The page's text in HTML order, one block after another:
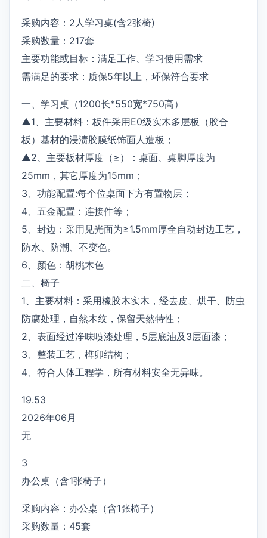
采购内容：2人学习桌(含2张椅)
采购数量：217套
主要功能或目标：满足工作、学习使用需求
需满足的要求：质保5年以上，环保符合要求
一、学习桌（1200长*550宽*750高）
▲1、主要材料：板件采用E0级实木多层板（胶合
板）基材的浸渍胶膜纸饰面人造板；
▲2、主要板材厚度（≥）：桌面、桌脚厚度为
25mm，其它厚度为15mm；
3、功能配置:每个位桌面下方有置物层；
4、五金配置：连接件等；
5、封边：采用见光面为≥1.5mm厚全自动封边工艺，
防水、防潮、不变色。
6、颜色：胡桃木色
二、椅子
1、主要材料：采用橡胶木实木，经去皮、烘干、防虫
防腐处理，自然木纹，保留天然特性；
2、表面经过净味喷漆处理，5层底油及3层面漆；
3、整装工艺，榫卯结构；
4、符合人体工程学，所有材料安全无异味。
19.53
2026年06月
无
3
办公桌（含1张椅子）
采购内容：办公桌（含1张椅子）
采购数量：45套